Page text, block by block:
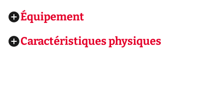
Équipement
Caractéristiques physiques